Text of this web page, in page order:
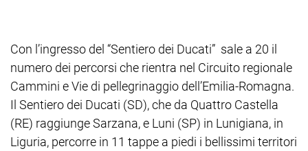
Con l’ingresso del “Sentiero dei Ducati” sale a 20 il
numero dei percorsi che rientra nel Circuito regionale
Cammini e Vie di pellegrinaggio dell’Emilia-Romagna.
Il Sentiero dei Ducati (SD), che da Quattro Castella
(RE) raggiunge Sarzana, e Luni (SP) in Lunigiana, in
Liguria, percorre in 11 tappe a piedi i bellissimi territori